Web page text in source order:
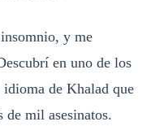
y me
en uno de los
de Khalad que
de mil asesinatos.